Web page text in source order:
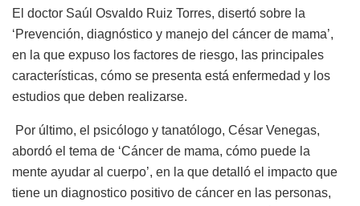
El doctor Saúl Osvaldo Ruiz Torres, disertó sobre la
‘Prevención, diagnóstico y manejo del cáncer de mama’,
en la que expuso los factores de riesgo, las principales
características, cómo se presenta está enfermedad y los
estudios que deben realizarse.
Por último, el psicólogo y tanatólogo, César Venegas,
abordó el tema de ‘Cáncer de mama, cómo puede la
mente ayudar al cuerpo’, en la que detalló el impacto que
tiene un diagnostico positivo de cáncer en las personas,